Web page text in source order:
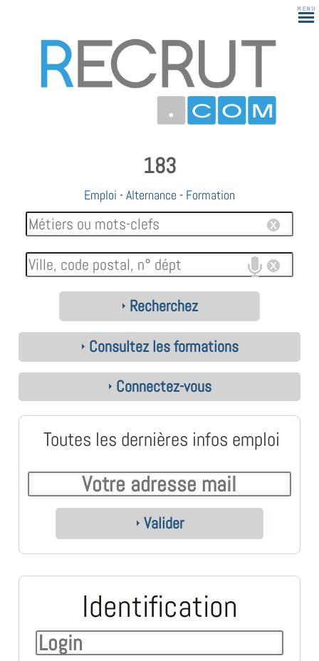
183
Emploi -Alternance - Formation
Recherchez
Consultez les formations
Connectez-vous
Toutes les dernières infos emploi
Valider
Identification